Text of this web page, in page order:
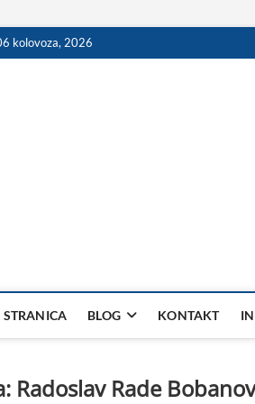
kolovoza, 2026
BLOG KONTAKT
Radoslav Rade